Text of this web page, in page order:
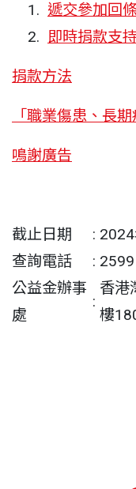
遞交參加回條
即時捐款支
捐款方法
「職業傷患、長
鳴謝廣告
截止日期 :
查詢電話
:
公益金辦事
處
:
香港
樓